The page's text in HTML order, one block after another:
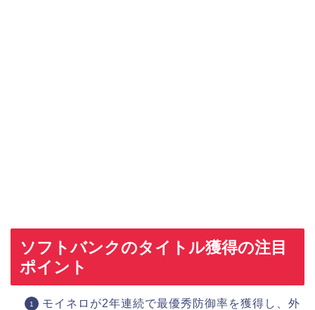
ソフトバンクのタイトル獲得の注目
ポイント
モイネロが2年連続で最優秀防御率を獲得し、外